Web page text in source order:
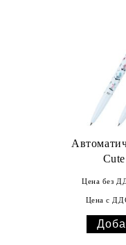
Цена без
Цена с